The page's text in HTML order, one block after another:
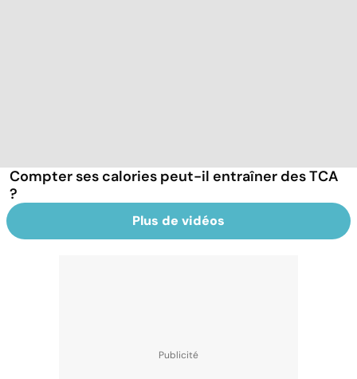
Compter ses calories peut-il entraîner des TCA
?
Plus de vidéos